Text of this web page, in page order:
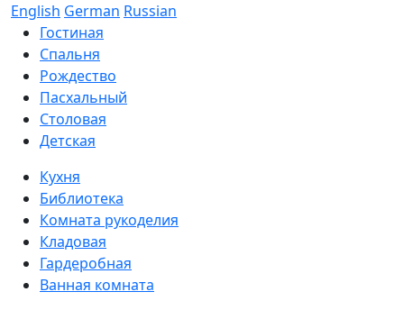
English German Russian
Гостиная
Спальня
Рождество
Пасхальный
Столовая
Детская
Кухня
Библиотека
Комната рукоделия
Кладовая
Гардеробная
Ванная комната